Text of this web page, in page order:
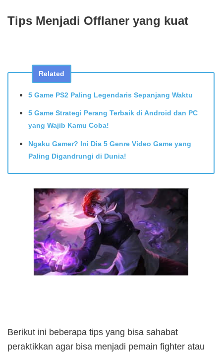
Tips Menjadi Offlaner yang kuat
Related
5 Game PS2 Paling Legendaris Sepanjang Waktu
5 Game Strategi Perang Terbaik di Android dan PC
yang Wajib Kamu Coba!
Ngaku Gamer? Ini Dia 5 Genre Video Game yang
Paling Digandrungi di Dunia!
Berikut ini beberapa tips yang bisa sahabat
peraktikkan agar bisa menjadi pemain fighter atau